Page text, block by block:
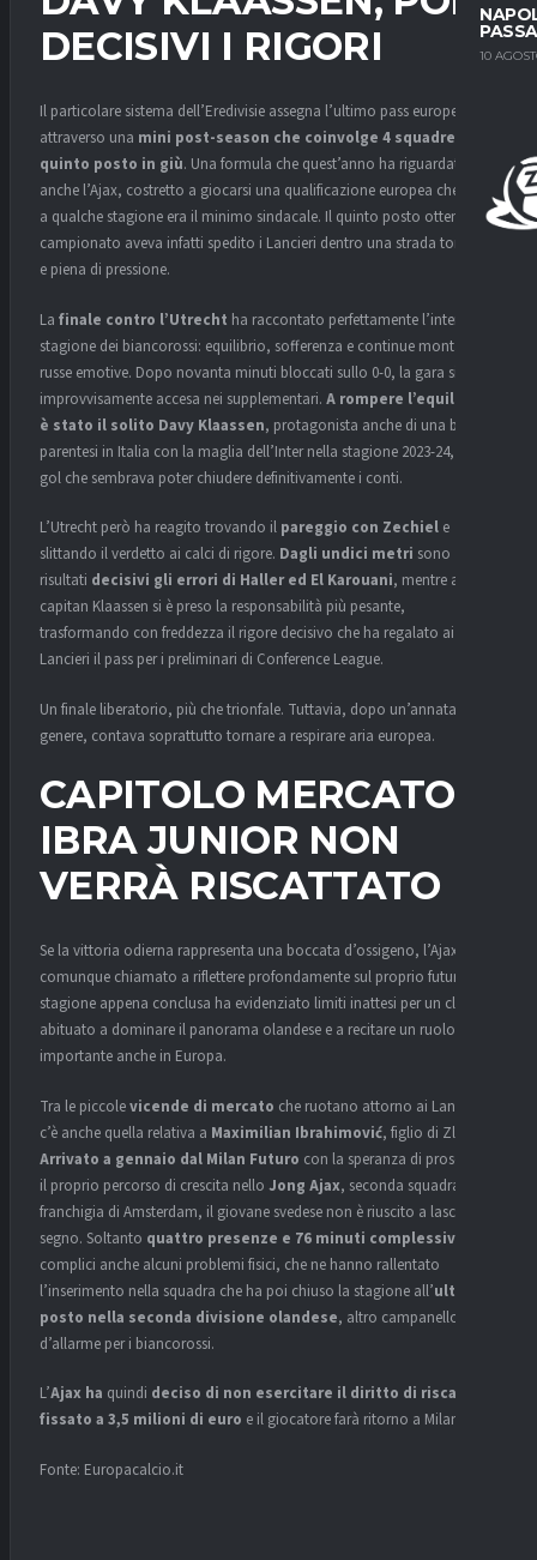
10
DECISIVI I RIGORI
Il particolare sistema dell’Eredivisie assegna l’ultimo pass europeo
attraverso una mini post-season che coinvolge 4 squadre dal
quinto posto in giù. Una formula che quest’anno ha riguardato
anche l’Ajax, costretto a giocarsi una qualificazione europea che fino
a qualche stagione era il minimo sindacale. Il quinto posto ottenuto in
campionato aveva infatti spedito i Lancieri dentro una strada tortuosa
e piena di pressione.
La finale contro l’Utrecht ha raccontato perfettamente l’intera
stagione dei biancorossi: equilibrio, sofferenza e continue montagne
russe emotive. Dopo novanta minuti bloccati sullo 0-0, la gara si è
improvvisamente accesa nei supplementari. A rompere l’equilibrio
è stato il solito Davy Klaassen, protagonista anche di una breve
parentesi in Italia con la maglia dell’Inter nella stagione 2023-24, con il
gol che sembrava poter chiudere definitivamente i conti.
L’Utrecht però ha reagito trovando il pareggio con Zechiel e
slittando il verdetto ai calci di rigore. Dagli undici metri sono
risultati decisivi gli errori di Haller ed El Karouani, mentre ancora
capitan Klaassen si è preso la responsabilità più pesante,
trasformando con freddezza il rigore decisivo che ha regalato ai
Lancieri il pass per i preliminari di Conference League.
Un finale liberatorio, più che trionfale. Tuttavia, dopo un’annata del
genere, contava soprattutto tornare a respirare aria europea.
CAPITOLO MERCATO:
IBRA JUNIOR NON
VERRÀ RISCATTATO
Se la vittoria odierna rappresenta una boccata d’ossigeno, l’Ajax resta
comunque chiamato a riflettere profondamente sul proprio futuro. La
stagione appena conclusa ha evidenziato limiti inattesi per un club
abituato a dominare il panorama olandese e a recitare un ruolo
importante anche in Europa.
Tra le piccolevicende di mercato che ruotano attorno ai Lancieri
c’è anche quella relativa a Maximilian Ibrahimović, figlio di Zlatan.
Arrivato a gennaio dal Milan Futuro con la speranza di proseguire
il proprio percorso di crescita nello Jong Ajax, seconda squadra della
franchigia di Amsterdam, il giovane svedese non è riuscito a lasciare il
segno. Soltanto quattro presenze e 76 minuti complessivi
complici anche alcuni problemi fisici, che ne hanno rallentato
l’inserimento nella squadra che ha poi chiuso la stagione all’ultimo
posto nella seconda divisione olandese, altro campanello
d’allarme per i biancorossi.
L’Ajax ha quindi deciso di non esercitare il diritto di riscatto
fissato a 3,5 milioni di euro e il giocatore farà ritorno a Milano
Fonte: Europacalcio.it